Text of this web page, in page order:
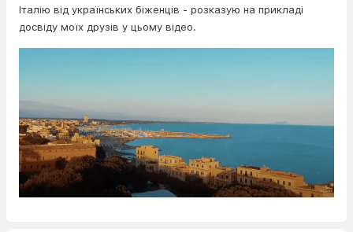
Італію від українських біженців - розказую на прикладі
досвіду моїх друзів у цьому відео.